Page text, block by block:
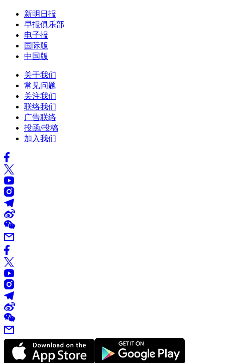
新明日报
早报俱乐部
电子报
国际版
中国版
关于我们
常见问题
关注我们
联络我们
广告联络
投函/投稿
加入我们